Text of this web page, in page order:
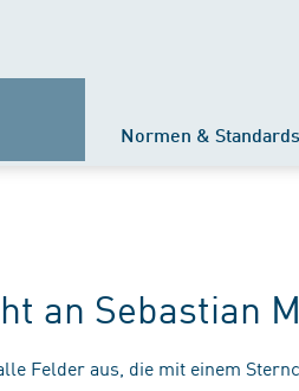
Normen & Standards
an Sebastian
Felder aus, die mit einem